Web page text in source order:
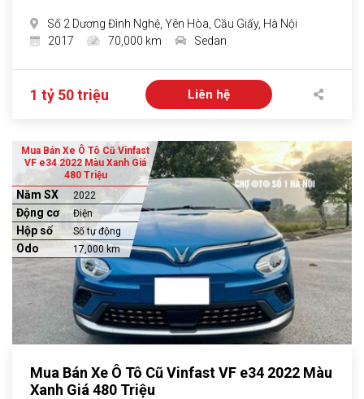
Số 2 Dương Đình Nghệ, Yên Hòa, Cầu Giấy, Hà Nội
2017
70,000 km Sedan
1 tỷ 50 triệu Liên hệ
Mua Bán Xe Ô Tô Cũ Vinfast
VF e34 2022 Màu Xanh Giá
480 Triệu
Năm SX 2022
Động cơ Điện
Hộp số Số tự động
Odo 17,000 km
Mua Bán Xe Ô Tô Cũ Vinfast VF e34 2022 Màu
Xanh Giá 480 Triệu